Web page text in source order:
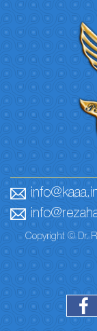
Copyright © Dr.